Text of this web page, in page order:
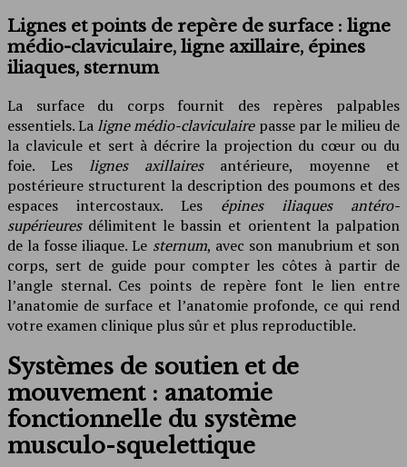
Lignes et points de repère de surface : ligne
médio-claviculaire, ligne axillaire, épines
iliaques, sternum
La surface du corps fournit des repères palpables
essentiels. La ligne médio-claviculairepasse par le milieu de
la clavicule et sert à décrire la projection du cœur ou du
foie. Les lignes axillairesantérieure, moyenne et
postérieure structurent la description des poumons et des
espaces intercostaux. Les épines iliaques antéro-
supérieuresdélimitent le bassin et orientent la palpation
de la fosse iliaque. Le sternum, avec son manubrium et son
corps, sert de guide pour compter les côtes à partir de
l’angle sternal. Ces points de repère font le lien entre
l’anatomie de surface et l’anatomie profonde, ce qui rend
votre examen clinique plus sûr et plus reproductible.
Systèmes de soutien et de
mouvement : anatomie
fonctionnelle du système
musculo-squelettique